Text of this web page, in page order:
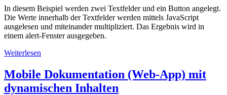
In diesem Beispiel werden zwei Textfelder und ein Button angelegt.
Die Werte innerhalb der Textfelder werden mittels JavaScript
ausgelesen und miteinander multipliziert. Das Ergebnis wird in
einem alert-Fenster ausgegeben.
Weiterlesen
Mobile Dokumentation (Web-App) mit
dynamischen Inhalten